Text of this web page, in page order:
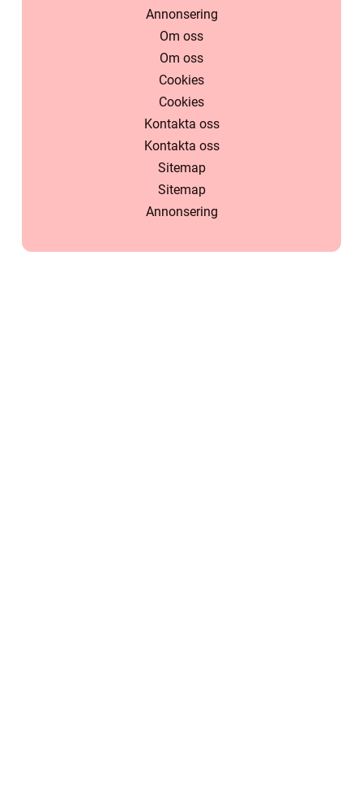
Annonsering
Om oss
Om oss
Cookies
Cookies
Kontakta oss
Kontakta oss
Sitemap
Sitemap
Annonsering